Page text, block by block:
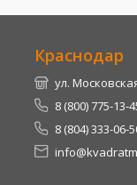
Краснодар
ул.
8 (800) 775-13-
8 (804) 333-06-